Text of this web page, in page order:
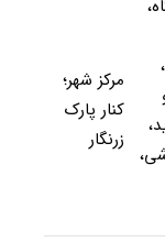
مرکز شهر؛
کنار پارک
زرنگار